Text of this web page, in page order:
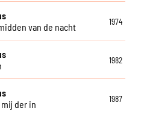
van de nacht
1974
1982
der in
1987